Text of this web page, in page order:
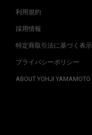
利用規約
採用情報
特定商取引法に基づく表示
プライバシーポリシー
ABOUT YOHJI YAMAMOTO